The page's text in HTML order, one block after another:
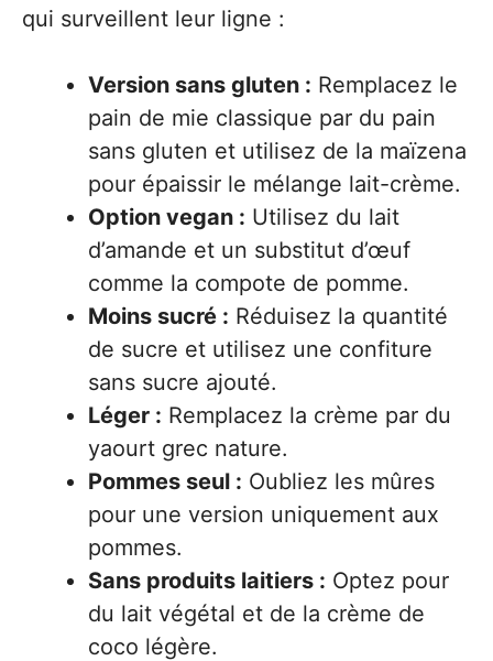
qui surveillent leur ligne :
Version sans gluten : Remplacez le
pain de mie classique par du pain
sans gluten et utilisez de la maïzena
pour épaissir le mélange lait-crème.
Option vegan : Utilisez du lait
d’amande et un substitut d’œuf
comme la compote de pomme.
Moins sucré : Réduisez la quantité
de sucre et utilisez une confiture
sans sucre ajouté.
Léger : Remplacez la crème par du
yaourt grec nature.
Pommes seul : Oubliez les mûres
pour une version uniquement aux
pommes.
Sans produits laitiers : Optez pour
du lait végétal et de la crème de
coco légère.